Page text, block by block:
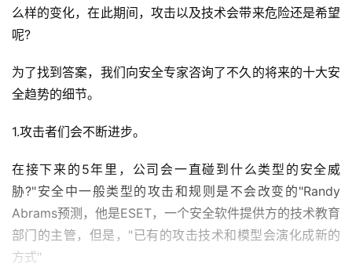
么样的变化，在此期间，攻击以及技术会带来危险还是希望
呢?
为了找到答案，我们向安全专家咨询了不久的将来的十大安
全趋势的细节。
1.攻击者们会不断进步。
在接下来的5年里，公司会一直碰到什么类型的安全威
胁?"安全中一般类型的攻击和规则是不会改变的"Randy
Abrams预测，他是ESET，一个安全软件提供方的技术教育
部门的主管，但是，"已有的攻击技术和模型会演化成新的
方式"